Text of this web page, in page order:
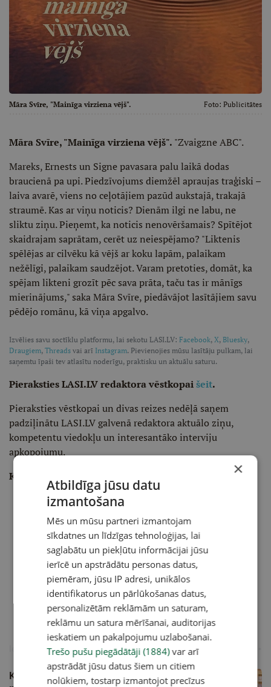
Māra Svīre, "Mainīga virziena vējš". Foto: Publicitātes
Māra Svīre, "Mainīga virziena vējš". "Zvaigzne ABC".
Mareks, Ernests un Signe pavasara palu laikā dodas
braucienā pa upi. Piedzīvojums diemžēl apraujas traģiski –
laiva avarē, viens no ceļotājiem pazūd aukstajā, trakajā
straumē. Kas ar viņu noticis? Dienām ilgi ne labu, ne
sliktu ziņu. Pieņemt, ka noticis nenovēršamais? Spītējot
skaidrajam saprātam, cerēt uz neiespējamo? "Liktenis
spēlējas ar cilvēku kā vējš ar koku lapām, palaikam
nežēlīgi, palaikam saudzējot. Varam pretoties, domāt, ka
spējam likteni grozīt pēc sava prāta, taču tas ir mānīgs
mierinājums," saka Māra Svīre, piedāvājot lasītājiem savu
pēdējo romānu, kā viņa apgalvo.
Izvēlies savu soctīklu platformu, lai sekotu LASI.LV: Facebook, X, Bluesky,
Draugiem, Threads vai arī Instagram. Pievienojies mūsu lasītāju pulkam, lai
saņemtu īpaši tev atlasītu noderīgu, praktisku un aktuālu saturu.
Pieraksties LASI.LV redaktora vēstkopaišeit.
Pieraksties vēstkopai un divas reizes nedēļā saņem
padziļinātu LASI.LV galvenā redaktora aktuālo ziņu,
kompetentu viedokļu un interesantāko interviju
apkopojumu.
Ko tu saņemsi:
Daudzveidīgus komentārus un kompetentus
Medijužurnālistu un autoru viedokļus par aktuālo
Ekspertu komentārus par dažādiem praktiskiem,
noderīgiem tematiem
Aizraujošus materiālus par vēsturi, psiholoģiju,
kultūru
Gata Šļūkas karikatūru
Tavā e-pasta kastītē katru ceturtdienu
Ieteiktie raksti
Kultūrzīmju grāmatplaukts: Jaunākās
×
Atbildīga jūsu datu
izmantošana
Mēs un mūsu partneri izmantojam
sīkdatnes un līdzīgas tehnoloģijas, lai
saglabātu un piekļūtu informācijai jūsu
ierīcē un apstrādātu personas datus,
piemēram, jūsu IP adresi, unikālos
identifikatorus un pārlūkošanas datus,
personalizētām reklāmām un saturam,
reklāmu un satura mērīšanai, auditorijas
ieskatiem un pakalpojumu uzlabošanai.
Trešo pušu piegādātāji (1884)var arī
apstrādāt jūsu datus šiem un citiem
nolūkiem, tostarp izmantojot precīzus